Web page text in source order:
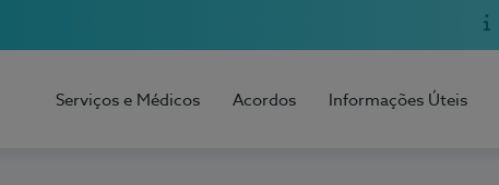
Serviços e Médicos Acordos Informações Úteis